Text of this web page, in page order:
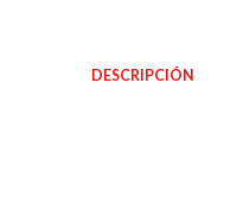
DESCRIPCIÓN